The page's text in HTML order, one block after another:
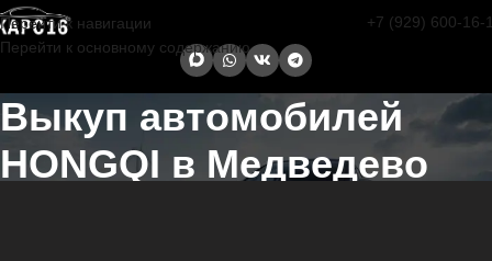
Перейти к навигации
Перейти к основному содержанию
+7 (929) 600-16-
Выкуп автомобилей
HONGQI в Медведево